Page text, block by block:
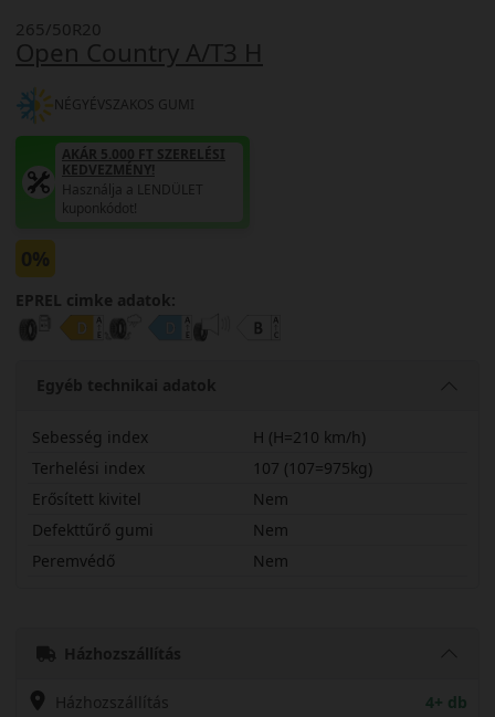
Open Country A/T3 H
265/50R20
NÉGYÉVSZAKOS GUMI
AKÁR 5.000 FT SZERELÉSI
KEDVEZMÉNY!
Használja a LENDÜLET
kuponkódot!
0%
EPREL cimke adatok:
Egyéb technikai adatok
Sebesség index
H (H=210 km/h)
Terhelési index
107 (107=975kg)
Erősített kivitel
Nem
Defekttűrő gumi
Nem
Peremvédő
Nem
Házhozszállítás
Házhozszállítás 4+ db